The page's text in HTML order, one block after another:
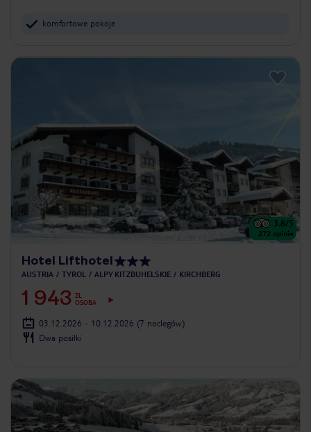
komfortowe pokoje
3.8/5
272 opinie
Hotel Lifthotel
AUSTRIA TYROL ALPY KITZBUHELSKIE KIRCHBERG
1 943 ZŁ
OSOBA
03.12.2026 - 10.12.2026 (7 noclegów)
Dwa posiłki